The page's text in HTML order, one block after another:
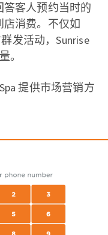
客人预约当时的
消费。不仅如
发活动，Sunrise
。
提供市场营销方